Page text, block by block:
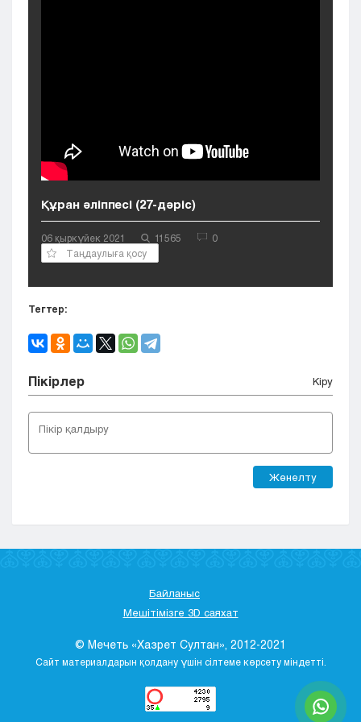
Уральск
Усть-Каменогорск
Құран әліппесі (27-дәріс)
06 қыркүйек 2021 11565
0
Таңдаулыға қосу
Тегтер:
Пікірлер Кіру
Жөнелту
Байланыс
Мешітімізге 3D саяхат
© Мечеть «Хазрет Султан», 2012-2021
Сайт материалдарын қолдану үшін сілтеме көрсету міндетті.